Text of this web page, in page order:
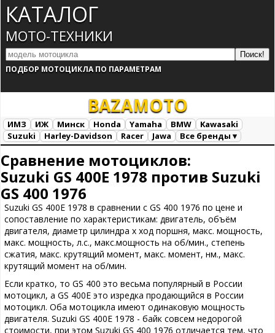
КАТАЛОГ
МОТО-ТЕХНИКИ
ПОДБОР МОТОЦИКЛА ПО ПАРАМЕТРАМ
BAZAMOTO
ИМЗ ИЖ Минск Honda Yamaha BMW
Kawasaki
Suzuki
Harley-Davidson Racer Jawa
Все бренды ▾
Сравнение мотоциклов:
Suzuki GS 400E 1978 против Suzuki
GS 400 1976
Suzuki GS 400E 1978 в сравнении с GS 400 1976 по цене и
сопоставление по характеристикам: двигатель, объём
двигателя, диаметр цилиндра х ход поршня, макс. мощность,
макс. мощность, л.с., макс.мощность на об/мин., степень
сжатия, макс. крутящий момент, макс. момент, нм., макс.
крутящий момент на об/мин.
Если кратко, то GS 400 это весьма популярный в России
мотоцикл, а GS 400E это изредка продающийся в России
мотоцикл. Оба мотоцикла имеют одинаковую мощность
двигателя. Suzuki GS 400E 1978 - байк совсем недорогой
стоимости, при этом Suzuki GS 400 1976 отличается тем, что